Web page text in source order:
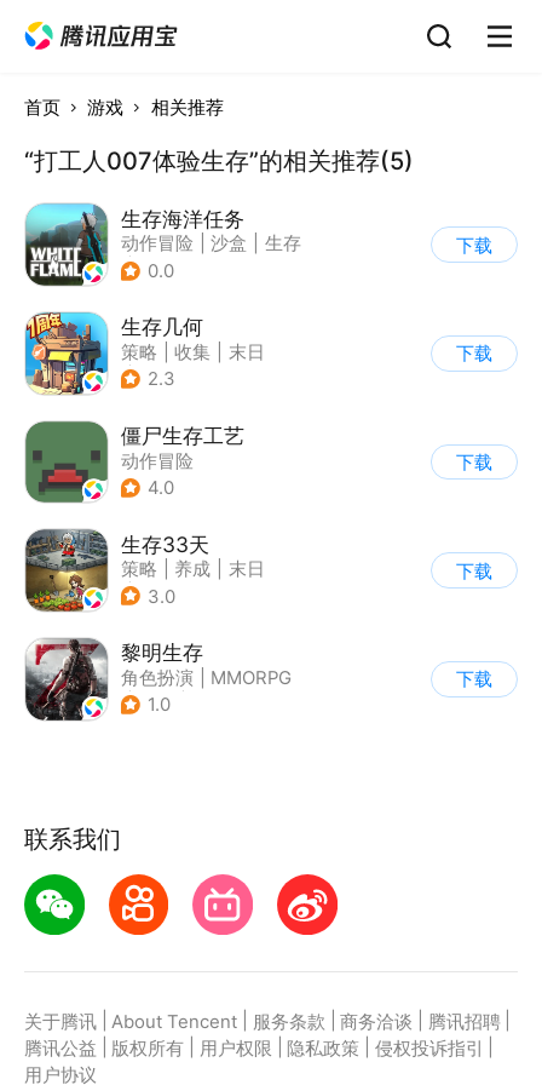
首页 游戏 相关推荐
“打工人007体验生存”的相关推荐(5)
生存海洋任务
动作冒险 沙盒
生存
| 开放世界
0.0
下载
生存几何
策略 收集
末日
| 废土
2.3
下载
僵尸生存工艺
动作冒险
4.0
下载
生存33天
策略 养成
末日
| 卡通
3.0
下载
黎明生存
角色扮演
MMORPG
| 奇幻
1.0
下载
联系我们
关于腾讯 About Tencent 服务条款 商务洽谈 腾讯招聘
腾讯公益
版权所有 用户权限 隐私政策 侵权投诉指引
用户协议